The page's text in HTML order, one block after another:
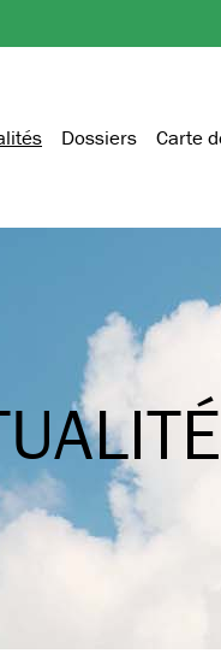
Dossiers Carte